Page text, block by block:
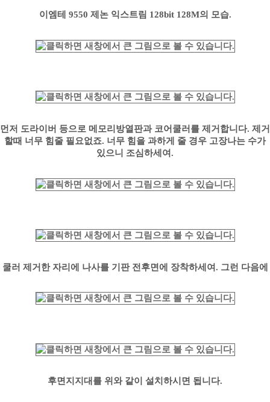
이엠테 9550 제논 익스트림 128bit 128M의 모습.
먼저 도라이버 등으로 메모리방열판과 코어쿨러를 제거합니다. 제거
할때 너무 힘줄 필요없죠. 너무 힘을 과하게 줄 경우 고장나는 수가
있으니 조심하세여.
쿨러 제거한 자리에 나사를 기판 전후면에 장착하세여. 그런 다음에
후면지지대를 위와 같이 설치하시면 됩니다.